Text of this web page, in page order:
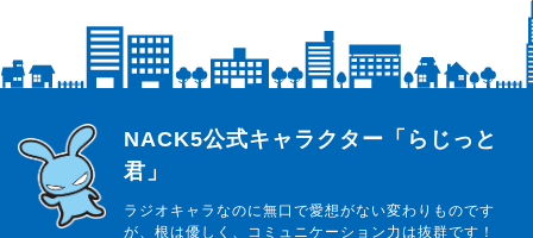
らじっと君
NACK5公式キャラクター「らじっと
君」
ラジオキャラなのに無口で愛想がない変わりものです
が、根は優しく、コミュニケーション力は抜群です！